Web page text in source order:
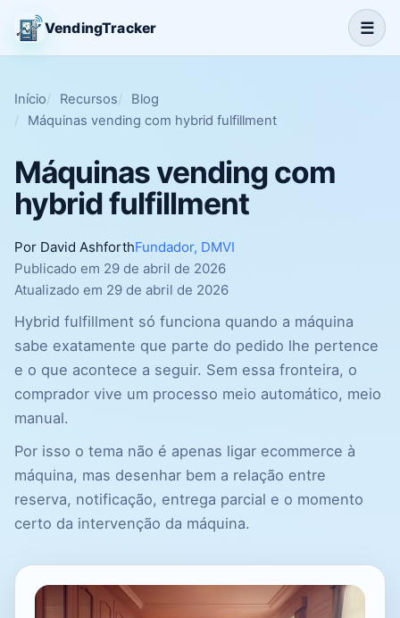
VendingTracker ☰
Início Recursos
Blog
Máquinas vending com hybrid fulfillment
Máquinas vending com
hybrid fulfillment
Por David AshforthFundador, DMVI
Publicado em 29 de abril de 2026
Atualizado em 29 de abril de 2026
Hybrid fulfillment só funciona quando a máquina
sabe exatamente que parte do pedido lhe pertence
e o que acontece a seguir. Sem essa fronteira, o
comprador vive um processo meio automático, meio
manual.
Por isso o tema não é apenas ligar ecommerce à
máquina, mas desenhar bem a relação entre
reserva, notificação, entrega parcial e o momento
certo da intervenção da máquina.